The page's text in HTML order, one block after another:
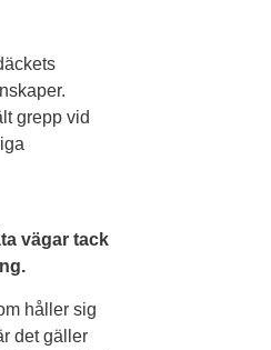
grepp vid
vägar tack
håller sig
det gäller